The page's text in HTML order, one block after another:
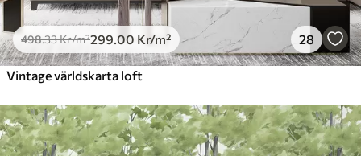
498.33Kr/m²299 .00 Kr/m² 28
Vintage världskarta loft